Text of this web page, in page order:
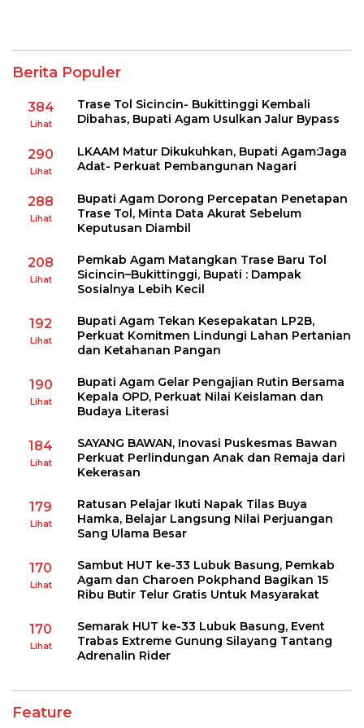
Berita Populer
384
Lihat
Trase Tol Sicincin- Bukittinggi Kembali
Dibahas, Bupati Agam Usulkan Jalur Bypass
290
Lihat
LKAAM Matur Dikukuhkan, Bupati Agam:Jaga
Adat- Perkuat Pembangunan Nagari
288
Lihat
Bupati Agam Dorong Percepatan Penetapan
Trase Tol, Minta Data Akurat Sebelum
Keputusan Diambil
208
Lihat
Pemkab Agam Matangkan Trase Baru Tol
Sicincin–Bukittinggi, Bupati : Dampak
Sosialnya Lebih Kecil
192
Lihat
Bupati Agam Tekan Kesepakatan LP2B,
Perkuat Komitmen Lindungi Lahan Pertanian
dan Ketahanan Pangan
190
Lihat
Bupati Agam Gelar Pengajian Rutin Bersama
Kepala OPD, Perkuat Nilai Keislaman dan
Budaya Literasi
184
Lihat
SAYANG BAWAN, Inovasi Puskesmas Bawan
Perkuat Perlindungan Anak dan Remaja dari
Kekerasan
179
Lihat
Ratusan Pelajar Ikuti Napak Tilas Buya
Hamka, Belajar Langsung Nilai Perjuangan
Sang Ulama Besar
170
Lihat
Sambut HUT ke-33 Lubuk Basung, Pemkab
Agam dan Charoen Pokphand Bagikan 15
Ribu Butir Telur Gratis Untuk Masyarakat
170
Lihat
Semarak HUT ke-33 Lubuk Basung, Event
Trabas Extreme Gunung Silayang Tantang
Adrenalin Rider
Feature